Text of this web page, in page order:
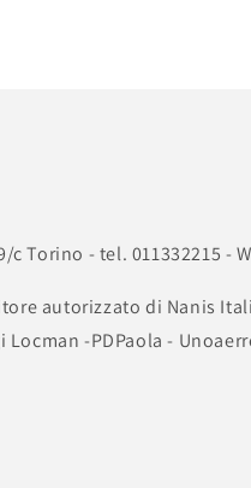
Torino - tel. 011332215 -
autorizzato di Nanis
-PDPaola -